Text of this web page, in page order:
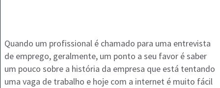
Quando um profissional é chamado para uma entrevista
de emprego, geralmente, um ponto a seu favor é saber
um pouco sobre a história da empresa que está tentando
uma vaga de trabalho e hoje com a internet é muito fácil